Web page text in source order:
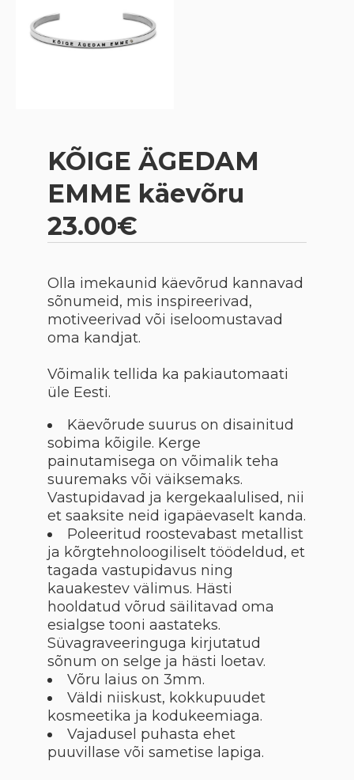
KÕIGE ÄGEDAM
EMME käevõru
23.00€
Olla imekaunid käevõrud kannavad
sõnumeid, mis inspireerivad,
motiveerivad või iseloomustavad
oma kandjat.
Võimalik tellida ka pakiautomaati
üle Eesti.
Käevõrude suurus on disainitud
sobima kõigile. Kerge
painutamisega on võimalik teha
suuremaks või väiksemaks.
Vastupidavad ja kergekaalulised, nii
et saaksite neid igapäevaselt kanda.
Poleeritud roostevabast metallist
ja kõrgtehnoloogiliselt töödeldud, et
tagada vastupidavus ning
kauakestev välimus. Hästi
hooldatud võrud säilitavad oma
esialgse tooni aastateks.
Süvagraveeringuga kirjutatud
sõnum on selge ja hästi loetav.
Võru laius on 3mm.
Väldi niiskust, kokkupuudet
kosmeetika ja kodukeemiaga.
Vajadusel puhasta ehet
puuvillase või sametise lapiga.